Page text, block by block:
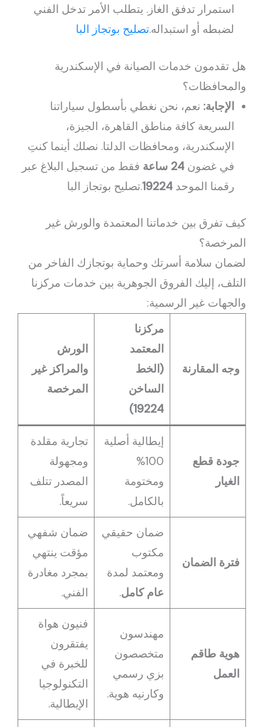
استمرار تدفق الغاز. يتطلب الأمر تدخل الفني
لضبطه أو استبداله.تصليح بوتجاز البا
هل تقدمون خدمات الصيانة في الإسكندرية
والمحافظات؟
الإجابة: نعم، نحن نغطي بأسطول سياراتنا
السريعة كافة مناطق القاهرة، الجيزة،
الإسكندرية، ومحافظات الدلتا. نصلك أينما كنتِ
في غضون24 ساعة
فقط من تسجيل البلاغ عبر
رقمنا الموحد19224.تصليح بوتجاز البا
كيف تفرق بين خدماتنا المعتمدة والورش غير
المرخصة؟
لضمان سلامة أسرتك وحماية بوتجازك الفاخر من
التلف، إليك الفروق الجوهرية بين خدمات مركزنا
والجهات غير الرسمية:
وجه المقارنة
مركزنا
المعتمد
(الخط
الساخن
19224)
الورش
والمراكز غير
المرخصة
جودة قطع
الغيار
إيطالية أصلية
100%
ومختومة
بالكامل.
تجارية مقلدة
ومجهولة
المصدر تتلف
سريعاً.
فترة الضمان
ضمان حقيقي
مكتوب
ومعتمد لمدة
عام كامل.
ضمان شفهي
مؤقت ينتهي
بمجرد مغادرة
الفني.
هوية طاقم
العمل
مهندسون
متخصصون
بزي رسمي
وكارنيه هوية.
فنيون هواة
يفتقرون
للخبرة في
التكنولوجيا
الإيطالية.